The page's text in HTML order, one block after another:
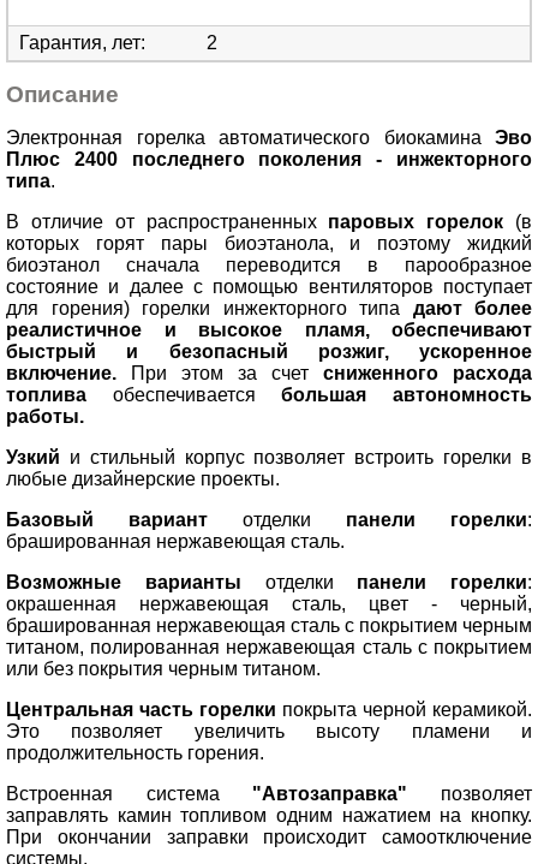
Гарантия, лет: 2
Описание
Электронная горелка автоматического биокамина Эво
Плюс 2400
последнего поколения - инжекторного
типа.
В отличие от распространенных паровых горелок (в
которых горят пары биоэтанола, и поэтому жидкий
биоэтанол сначала переводится в парообразное
состояние и далее с помощью вентиляторов поступает
для горения) горелки инжекторного типа дают более
реалистичное и высокое пламя, обеспечивают
быстрый и безопасный розжиг, ускоренное
включение.
При этом за счет сниженного расхода
топлива обеспечивается большая автономность
работы.
Узкий и стильный корпус позволяет встроить горелки в
любые дизайнерские проекты.
Базовый
вариант отделки панели горелки:
брашированная нержавеющая сталь.
Возможные варианты отделки панели горелки:
окрашенная нержавеющая сталь, цвет - черный,
брашированная нержавеющая сталь с покрытием черным
титаном, полированная нержавеющая сталь с покрытием
или без покрытия черным титаном.
Центральная часть горелки покрыта черной керамикой.
Это позволяет увеличить высоту пламени и
продолжительность горения.
Встроенная система "Автозаправка" позволяет
заправлять камин топливом одним нажатием на кнопку.
При окончании заправки происходит самоотключение
системы.